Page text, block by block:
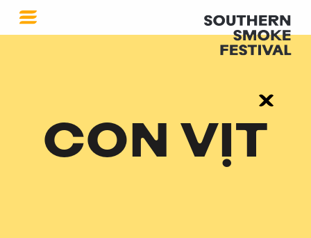
CON VỊT